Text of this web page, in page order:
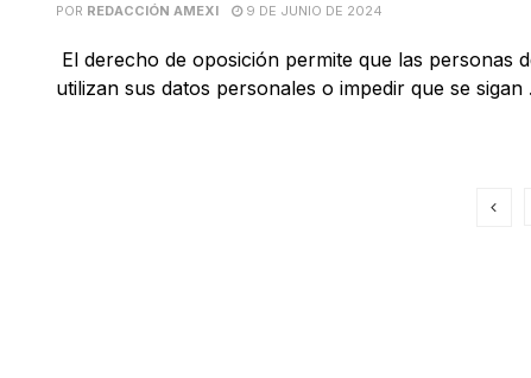
POR REDACCIÓN AMEXI 9 DE JUNIO DE 2024
El derecho de oposición permite que las personas
utilizan sus datos personales o impedir que se sigan